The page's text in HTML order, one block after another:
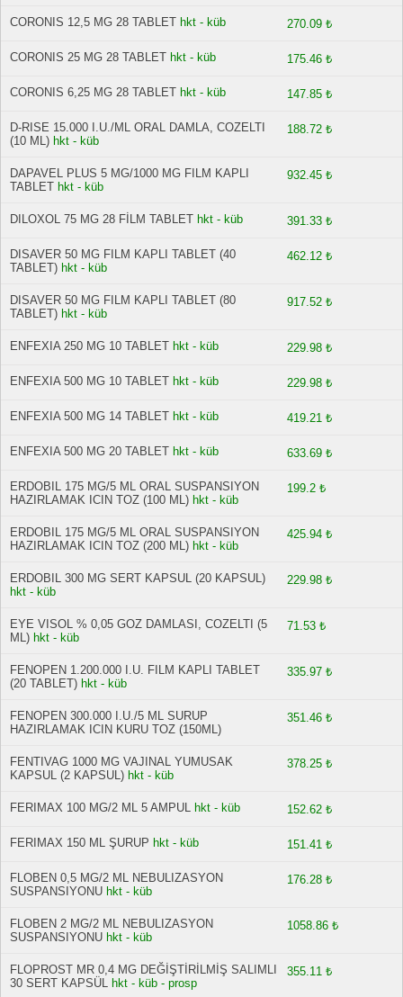
CORONIS 12,5 MG 28 TABLET hkt - küb 270.09 ₺
CORONIS 25 MG 28 TABLET hkt - küb 175.46 ₺
CORONIS 6,25 MG 28 TABLET hkt - küb 147.85 ₺
D-RISE 15.000 I.U./ML ORAL DAMLA, COZELTI
(10 ML) hkt - küb
188.72 ₺
DAPAVEL PLUS 5 MG/1000 MG FILM KAPLI
TABLET hkt - küb
932.45 ₺
DILOXOL 75 MG 28 FİLM TABLET hkt - küb 391.33 ₺
DISAVER 50 MG FILM KAPLI TABLET (40
TABLET) hkt - küb
462.12 ₺
DISAVER 50 MG FILM KAPLI TABLET (80
TABLET) hkt - küb
917.52 ₺
ENFEXIA 250 MG 10 TABLET hkt - küb 229.98 ₺
ENFEXIA 500 MG 10 TABLET hkt - küb 229.98 ₺
ENFEXIA 500 MG 14 TABLET hkt - küb 419.21 ₺
ENFEXIA 500 MG 20 TABLET hkt - küb 633.69 ₺
ERDOBIL 175 MG/5 ML ORAL SUSPANSIYON
HAZIRLAMAK ICIN TOZ (100 ML) hkt - küb
199.2 ₺
ERDOBIL 175 MG/5 ML ORAL SUSPANSIYON
HAZIRLAMAK ICIN TOZ (200 ML) hkt - küb
425.94 ₺
ERDOBIL 300 MG SERT KAPSUL (20 KAPSUL)
hkt - küb
229.98 ₺
EYE VISOL % 0,05 GOZ DAMLASI, COZELTI (5
ML) hkt - küb
71.53 ₺
FENOPEN 1.200.000 I.U. FILM KAPLI TABLET
(20 TABLET) hkt - küb
335.97 ₺
FENOPEN 300.000 I.U./5 ML SURUP
HAZIRLAMAK ICIN KURU TOZ (150ML)
351.46 ₺
FENTIVAG 1000 MG VAJINAL YUMUSAK
KAPSUL (2 KAPSUL) hkt - küb
378.25 ₺
FERIMAX 100 MG/2 ML 5 AMPUL hkt - küb 152.62 ₺
FERIMAX 150 ML ŞURUP hkt - küb 151.41 ₺
FLOBEN 0,5 MG/2 ML NEBULIZASYON
SUSPANSIYONU hkt - küb
176.28 ₺
FLOBEN 2 MG/2 ML NEBULIZASYON
SUSPANSIYONU hkt - küb
1058.86 ₺
FLOPROST MR 0,4 MG DEĞİŞTİRİLMİŞ SALIMLI
30 SERT KAPSÜL hkt - küb - prosp
355.11 ₺